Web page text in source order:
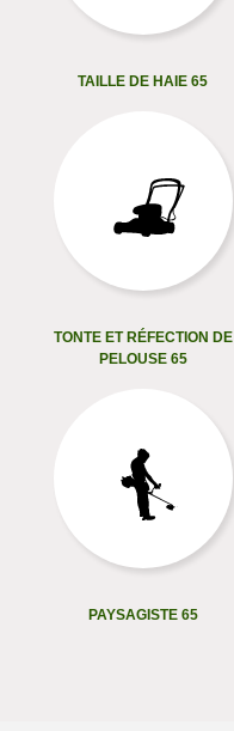
TAILLE DE HAIE 65
TONTE ET RÉFECTION DE
PELOUSE 65
PAYSAGISTE 65